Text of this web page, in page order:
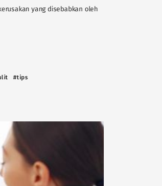
yang disebabkan oleh
#tips